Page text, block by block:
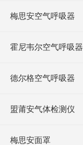
梅思安空气呼吸器
霍尼韦尔空气呼吸器
德尔格空气呼吸器
盟莆安气体检测仪
梅思安面罩